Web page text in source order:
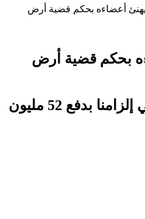
يهنئ أعضاءه بحكم قضية أرض
بحكم قضية أرض
والهلباوي: الحكم ألغي إلزامنا بدفع 52 مليون